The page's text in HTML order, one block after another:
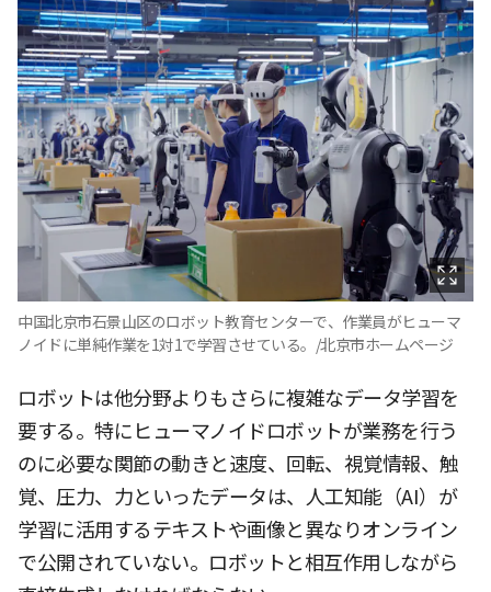
中国北京市石景山区のロボット教育センターで、作業員がヒューマ
ノイドに単純作業を1対1で学習させている。/北京市ホームページ
ロボットは他分野よりもさらに複雑なデータ学習を
要する。特にヒューマノイドロボットが業務を行う
のに必要な関節の動きと速度、回転、視覚情報、触
覚、圧力、力といったデータは、人工知能（AI）が
学習に活用するテキストや画像と異なりオンライン
で公開されていない。ロボットと相互作用しながら